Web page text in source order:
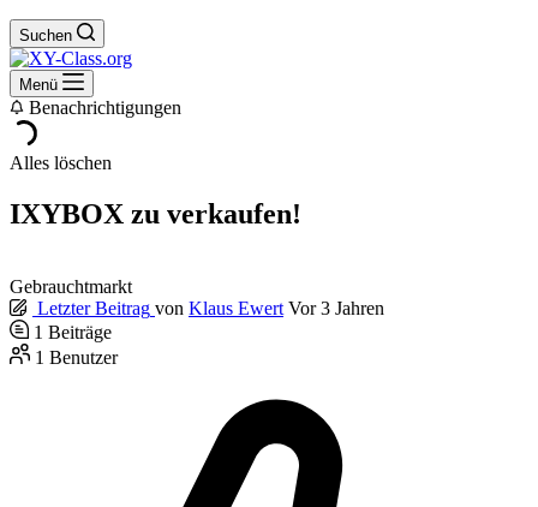
Suchen
Menü
Benachrichtigungen
Alles löschen
IXYBOX zu verkaufen!
Gebrauchtmarkt
Letzter Beitrag von Klaus Ewert Vor 3 Jahren
1 Beiträge
1 Benutzer